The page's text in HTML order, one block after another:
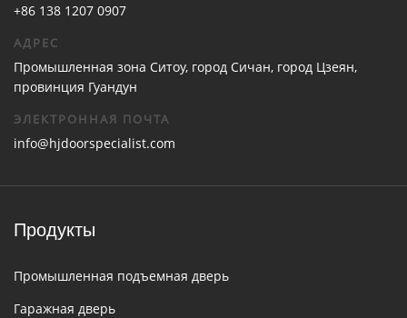
+86 138 1207 0907
АДРЕС
Промышленная зона Ситоу, город Сичан, город Цзеян,
провинция Гуандун
ЭЛЕКТРОННАЯ ПОЧТА
info@hjdoorspecialist.com
Продукты
Промышленная подъемная дверь
Гаражная дверь